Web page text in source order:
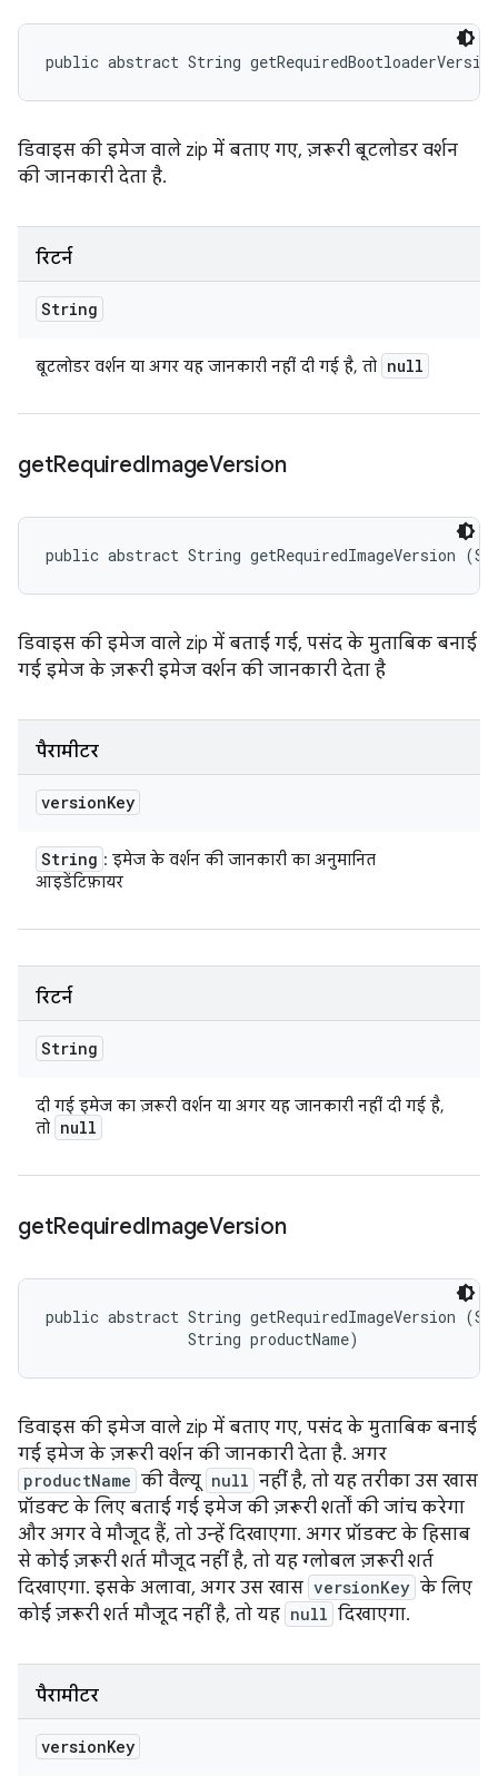
public abstract String
डिवाइस की इमेज वाले zip में बताए गए, ज़रूरी बूटलोडर वर्शन
की जानकारी देता है.
रिटर्न
String
बूटलोडर वर्शन या अगर यह जानकारी नहीं दी गई है, तो null
getRequiredImageVersion
public abstract String getRequiredImageVersion
डिवाइस की इमेज वाले zip में बताई गई, पसंद के मुताबिक बनाई
गई इमेज के ज़रूरी इमेज वर्शन की जानकारी देता है
पैरामीटर
versionKey
String : इमेज के वर्शन की जानकारी का अनुमानित
आइडेंटिफ़ायर
रिटर्न
String
दी गई इमेज का ज़रूरी वर्शन या अगर यह जानकारी नहीं दी गई है,
तो null
getRequiredImageVersion
public abstract String getRequiredImageVersion
                String productName)
डिवाइस की इमेज वाले zip में बताए गए, पसंद के मुताबिक बनाई
गई इमेज के ज़रूरी वर्शन की जानकारी देता है. अगर
productName की वैल्यू null नहीं है, तो यह तरीका उस खास
प्रॉडक्ट के लिए बताई गई इमेज की ज़रूरी शर्तों की जांच करेगा
और अगर वे मौजूद हैं, तो उन्हें दिखाएगा. अगर प्रॉडक्ट के हिसाब
से कोई ज़रूरी शर्त मौजूद नहीं है, तो यह ग्लोबल ज़रूरी शर्त
दिखाएगा. इसके अलावा, अगर उस खास versionKey के लिए
कोई ज़रूरी शर्त मौजूद नहीं है, तो यह null दिखाएगा.
पैरामीटर
versionKey